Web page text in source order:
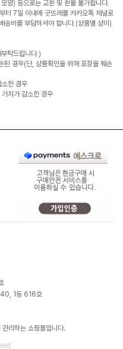
양) 등으로는 교환 및 환불 불가합니다.
7일 이내에 굿뜨래몰 카카오톡 채널로
송비를 부담하셔야 합니다.(상품별 상이)
탁드립니다.)
된 경우(단, 상품확인을 위해 포장을 훼손
한 경우
치가 감소한 경우
40, 1동 616호
리하는 쇼핑몰입니다.